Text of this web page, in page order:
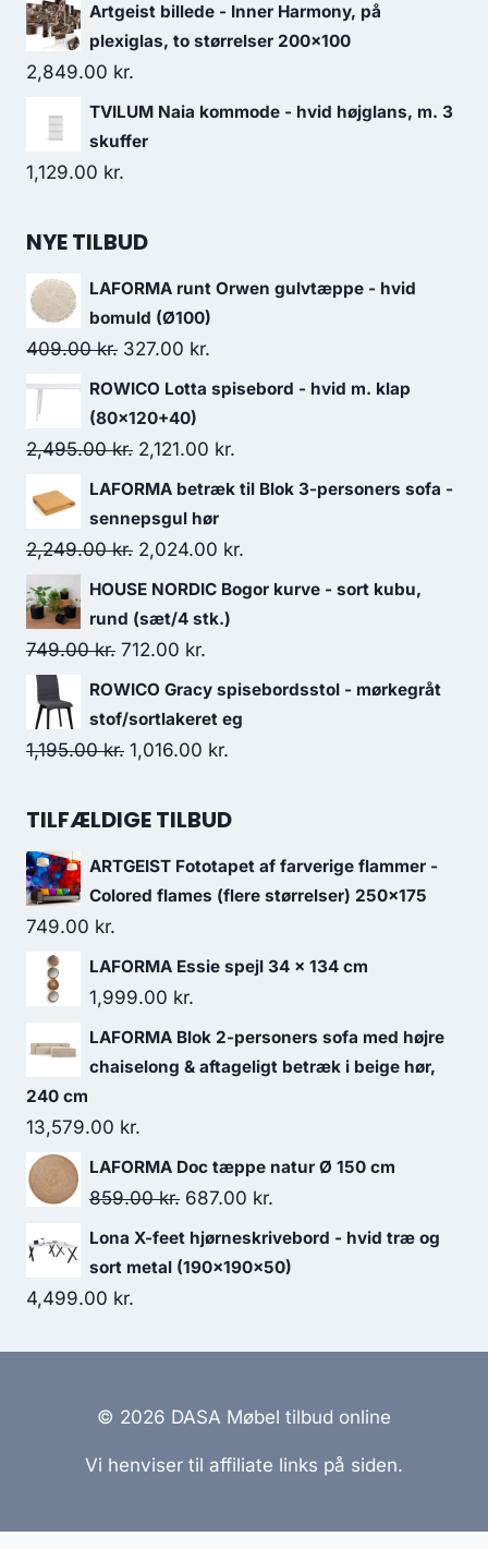
Artgeist billede - Inner Harmony, på
plexiglas, to størrelser 200x100
2,849.00 kr.
TVILUM Naia kommode - hvid højglans, m. 3
skuffer
1,129.00 kr.
NYE TILBUD
LAFORMA runt Orwen gulvtæppe - hvid
bomuld (Ø100)
409.00kr. 327.00 kr.
ROWICO Lotta spisebord - hvid m. klap
(80x120+40)
2,495.00kr. 2,121.00 kr.
LAFORMA betræk til Blok 3-personers sofa -
sennepsgul hør
2,249.00kr. 2,024.00 kr.
HOUSE NORDIC Bogor kurve - sort kubu,
rund (sæt/4 stk.)
749.00kr. 712.00 kr.
ROWICO Gracy spisebordsstol - mørkegråt
stof/sortlakeret eg
1,195.00kr. 1,016.00 kr.
TILFÆLDIGE TILBUD
ARTGEIST Fototapet af farverige flammer -
Colored flames (flere størrelser) 250x175
749.00 kr.
LAFORMA Essie spejl 34 x 134 cm
1,999.00 kr.
LAFORMA Blok 2-personers sofa med højre
chaiselong & aftageligt betræk i beige hør,
240 cm
13,579.00 kr.
LAFORMA Doc tæppe natur Ø 150 cm
859.00kr. 687.00 kr.
Lona X-feet hjørneskrivebord - hvid træ og
sort metal (190x190x50)
4,499.00 kr.
© 2026 DASA Møbel tilbud online
Vi henviser til affiliate links på siden.